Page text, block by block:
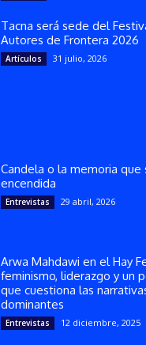
Tacna será sede del
Autores de Frontera 2026
Artículos 31 julio, 2026
Candela o la memoria que
encendida
Entrevistas 29 abril, 2026
Arwa Mahdawi en el Hay
feminismo, liderazgo y un
que cuestiona las
dominantes
Entrevistas 12 diciembre, 2025